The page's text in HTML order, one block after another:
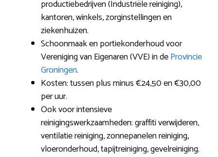
productiebedrijven (Industriële reiniging),
kantoren, winkels, zorginstellingen en
ziekenhuizen.
Schoonmaak en portiekonderhoud voor
Vereniging van Eigenaren (VVE) in deProvincie
Groningen.
Kosten: tussen plus minus €24,50 en €30,00
per uur.
Ook voor intensieve
reinigingswerkzaamheden: graffiti verwijderen,
ventilatie reiniging, zonnepanelen reiniging,
vloeronderhoud, tapijtreiniging, gevelreiniging.